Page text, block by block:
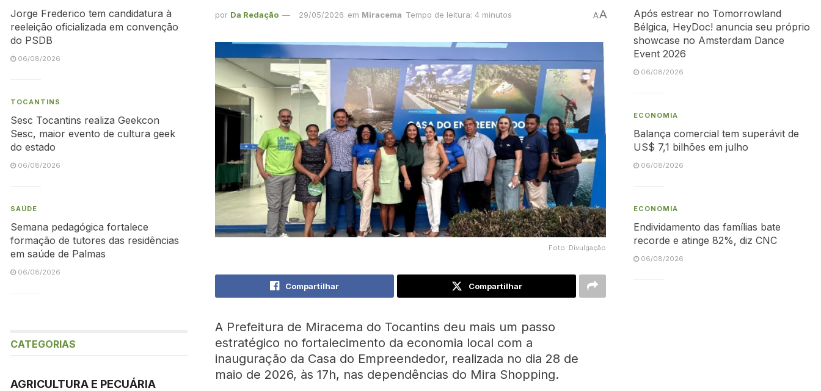
por Da Redação 29/05/2026 em Miracema Tempo de leitura: 4 minutos AA
Foto: Divulgação
Compartilhar Compartilhar
A Prefeitura de Miracema do Tocantins deu mais um passo
estratégico no fortalecimento da economia local com a
inauguração da Casa do Empreendedor, realizada no dia 28 de
maio de 2026, às 17h, nas dependências do Mira Shopping.
Jorge Frederico tem candidatura à
reeleição oficializada em convenção
do PSDB
06/08/2026
TOCANTINS
Sesc Tocantins realiza Geekcon
Sesc, maior evento de cultura geek
do estado
06/08/2026
SAÚDE
Semana pedagógica fortalece
formação de tutores das residências
em saúde de Palmas
06/08/2026
CATEGORIAS
AGRICULTURA E PECUÁRIA
Após estrear no Tomorrowland
Bélgica, HeyDoc! anuncia seu próprio
showcase no Amsterdam Dance
Event 2026
06/08/2026
ECONOMIA
Balança comercial tem superávit de
US$ 7,1 bilhões em julho
06/08/2026
ECONOMIA
Endividamento das famílias bate
recorde e atinge 82%, diz CNC
06/08/2026